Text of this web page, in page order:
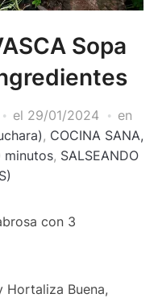
Sopa
el 29/01/2024
en
, COCINA SANA,
minutos, SALSEANDO
con 3
Hortaliza Buena,